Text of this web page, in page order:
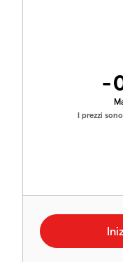
-
I prezzi